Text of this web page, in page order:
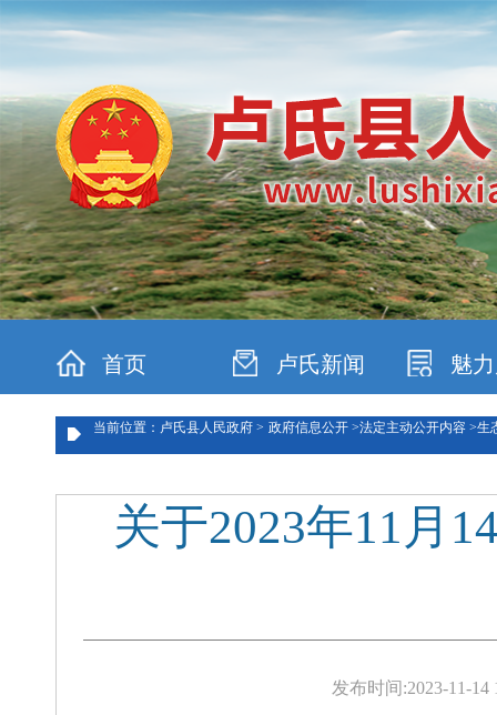
首页 卢氏新闻 魅
当前位置：卢氏县人民政府 > 政府信息公开 >法定主动公开内容 >生
关于2023年11月
发布时间:2023-11-14